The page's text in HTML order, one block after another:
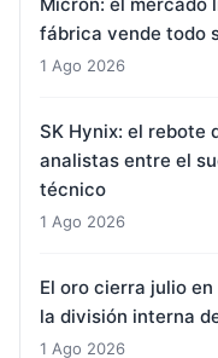
fábrica vende todo
1 Ago 2026
SK Hynix: el rebote
analistas entre el
técnico
1 Ago 2026
El oro cierra julio
la división interna
1 Ago 2026